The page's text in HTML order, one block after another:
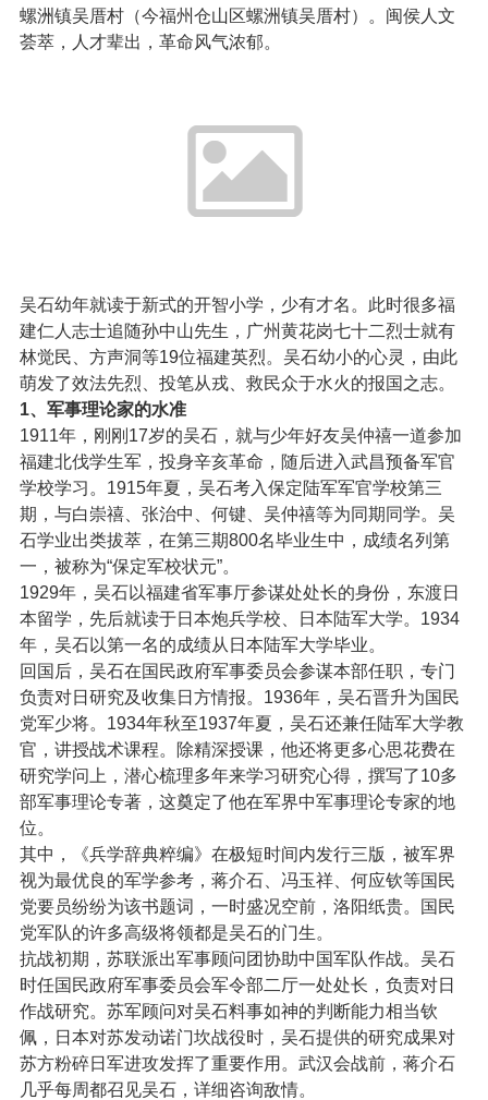
螺洲镇吴厝村（今福州仓山区螺洲镇吴厝村）。闽侯人文
荟萃，人才辈出，革命风气浓郁。
吴石幼年就读于新式的开智小学，少有才名。此时很多福
建仁人志士追随孙中山先生，广州黄花岗七十二烈士就有
林觉民、方声洞等19位福建英烈。吴石幼小的心灵，由此
萌发了效法先烈、投笔从戎、救民众于水火的报国之志。
1、军事理论家的水准
1911年，刚刚17岁的吴石，就与少年好友吴仲禧一道参加
福建北伐学生军，投身辛亥革命，随后进入武昌预备军官
学校学习。1915年夏，吴石考入保定陆军军官学校第三
期，与白崇禧、张治中、何键、吴仲禧等为同期同学。吴
石学业出类拔萃，在第三期800名毕业生中，成绩名列第
一，被称为“保定军校状元”。
1929年，吴石以福建省军事厅参谋处处长的身份，东渡日
本留学，先后就读于日本炮兵学校、日本陆军大学。1934
年，吴石以第一名的成绩从日本陆军大学毕业。
回国后，吴石在国民政府军事委员会参谋本部任职，专门
负责对日研究及收集日方情报。1936年，吴石晋升为国民
党军少将。1934年秋至1937年夏，吴石还兼任陆军大学教
官，讲授战术课程。除精深授课，他还将更多心思花费在
研究学问上，潜心梳理多年来学习研究心得，撰写了10多
部军事理论专著，这奠定了他在军界中军事理论专家的地
位。
其中，《兵学辞典粹编》在极短时间内发行三版，被军界
视为最优良的军学参考，蒋介石、冯玉祥、何应钦等国民
党要员纷纷为该书题词，一时盛况空前，洛阳纸贵。国民
党军队的许多高级将领都是吴石的门生。
抗战初期，苏联派出军事顾问团协助中国军队作战。吴石
时任国民政府军事委员会军令部二厅一处处长，负责对日
作战研究。苏军顾问对吴石料事如神的判断能力相当钦
佩，日本对苏发动诺门坎战役时，吴石提供的研究成果对
苏方粉碎日军进攻发挥了重要作用。武汉会战前，蒋介石
几乎每周都召见吴石，详细咨询敌情。